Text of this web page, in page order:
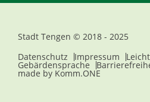
Stadt Tengen © 2018 - 2025
Datenschutz
Impressum
Gebärdensprache
made by Komm.ONE